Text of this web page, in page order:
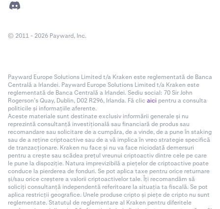
© 2011 - 2026 Payward, Inc.
Payward Europe Solutions Limited t/a Kraken este reglementată de Banca
Centrală a Irlandei. Payward Europe Solutions Limited t/a Kraken este
reglementată de Banca Centrală a Irlandei. Sediu social: 70 Sir John
Rogerson’s Quay, Dublin, D02 R296, Irlanda. Fă clic aici pentru a consulta
politicile și informațiile aferente.
Aceste materiale sunt destinate exclusiv informării generale și nu
reprezintă consultanță investițională sau financiară de produs sau
recomandare sau solicitare de a cumpăra, de a vinde, de a pune în staking
sau de a reține criptoactive sau de a vă implica în vreo strategie specifică
de tranzacționare. Kraken nu face și nu va face niciodată demersuri
pentru a crește sau scădea prețul vreunui criptoactiv dintre cele pe care
le pune la dispoziție. Natura imprevizibilă a piețelor de criptoactive poate
conduce la pierderea de fonduri. Se pot aplica taxe pentru orice returnare
și/sau orice creștere a valorii criptoactivelor tale. Îți recomandăm să
soliciți consultanță independentă referitoare la situația ta fiscală. Se pot
aplica restricții geografice. Unele produse cripto și piețe de cripto nu sunt
reglementate. Statutul de reglementare al Kraken pentru diferitele